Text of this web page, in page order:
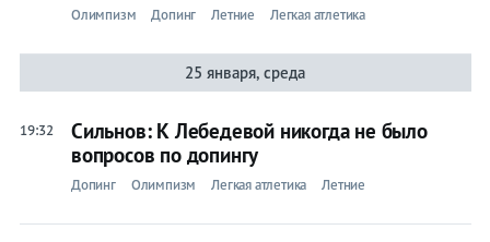
Олимпизм Допинг Летние Легкая атлетика
25 января, среда
19:32
Сильнов: К Лебедевой никогда не было
вопросов по допингу
Допинг Олимпизм Легкая атлетика Летние
Биатлон